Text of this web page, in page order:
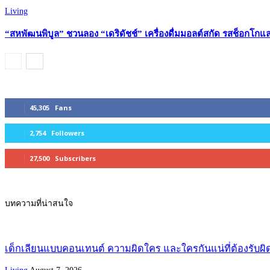
Living
“สหพัฒนพิบูล” ชวนลอง “เดริดัชช์” เครื่องดื่มมอลต์สกัด รสช็อกโกแ
45,305 Fans
2,754 Followers
27,500 Subscribers
บทความที่น่าสนใจ
เด็กเลียนแบบคอนเทนต์ ความผิดใคร และใครกันแน่ที่ต้องรับผิ